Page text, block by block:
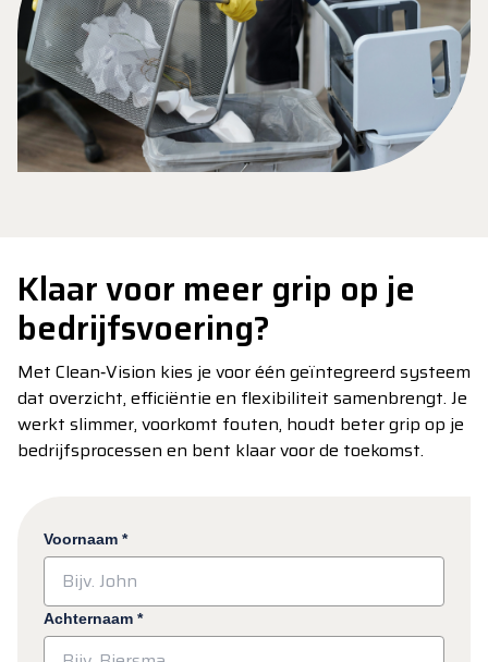
Klaar voor meer grip op je
bedrijfsvoering?
Met Clean‑Vision kies je voor één geïntegreerd systeem
dat overzicht, efficiëntie en flexibiliteit samenbrengt. Je
werkt slimmer, voorkomt fouten, houdt beter grip op je
bedrijfsprocessen en bent klaar voor de toekomst.
Voornaam *
Achternaam *